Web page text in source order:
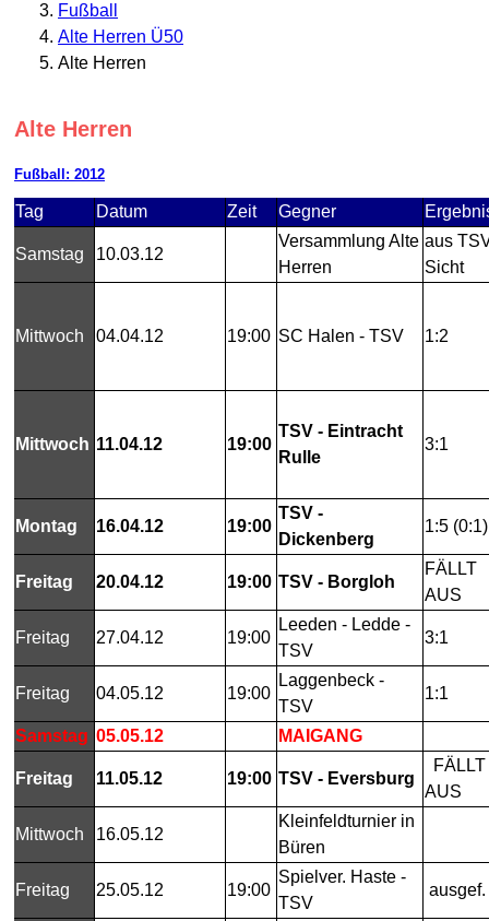
Fußball
Alte Herren Ü50
Alte Herren
Alte Herren
Fußball: 2012
Tag Datum Zeit Gegner
Samstag 10.03.12
Versammlung Alte
Herren
aus
Sicht
Mittwoch 04.04.12 19:00 SC Halen - TSV 1:2
Mittwoch 11.04.12 19:00
TSV - Eintracht
Rulle
3:1
Montag 16.04.12 19:00
TSV -
Dickenberg
1:5 (0:1)
Freitag 20.04.12 19:00 TSV - Borgloh
FÄLLT
AUS
Freitag 27.04.12 19:00
Leeden - Ledde -
TSV
3:1
Freitag 04.05.12 19:00
Laggenbeck -
TSV
1:1
Samstag 05.05.12 MAIGANG
Freitag 11.05.12 19:00 TSV - Eversburg
FÄLLT
AUS
Mittwoch 16.05.12
Kleinfeldturnier in
Büren
Freitag 25.05.12 19:00
Spielver. Haste -
TSV
ausgef.